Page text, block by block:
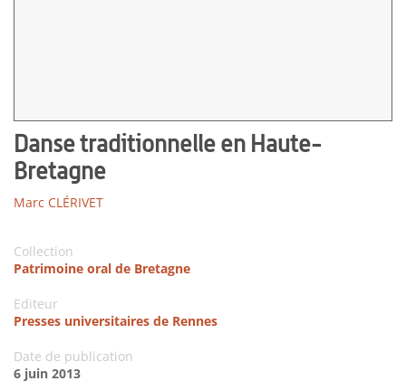
Danse traditionnelle en Haute-
Bretagne
Marc CLÉRIVET
Collection
Patrimoine oral de Bretagne
Editeur
Presses universitaires de Rennes
Date de publication
6 juin 2013